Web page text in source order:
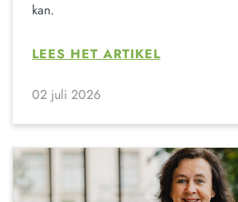
kan.
LEES HET ARTIKEL
02 juli 2026